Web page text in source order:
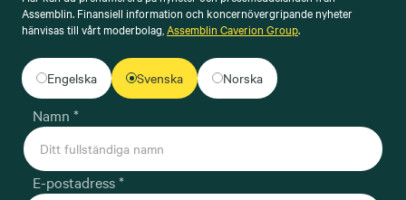
Assemblin. Finansiell information och koncernövergripande nyheter
hänvisas till vårt moderbolag, Assemblin Caverion Group.
Engelska Svenska Norska
Namn *
E-postadress *